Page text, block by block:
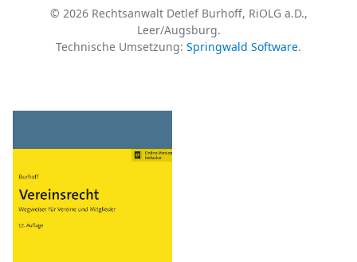
© 2026 Rechtsanwalt Detlef Burhoff, RiOLG a.D.,
Leer/Augsburg.
Technische Umsetzung: Springwald Software.